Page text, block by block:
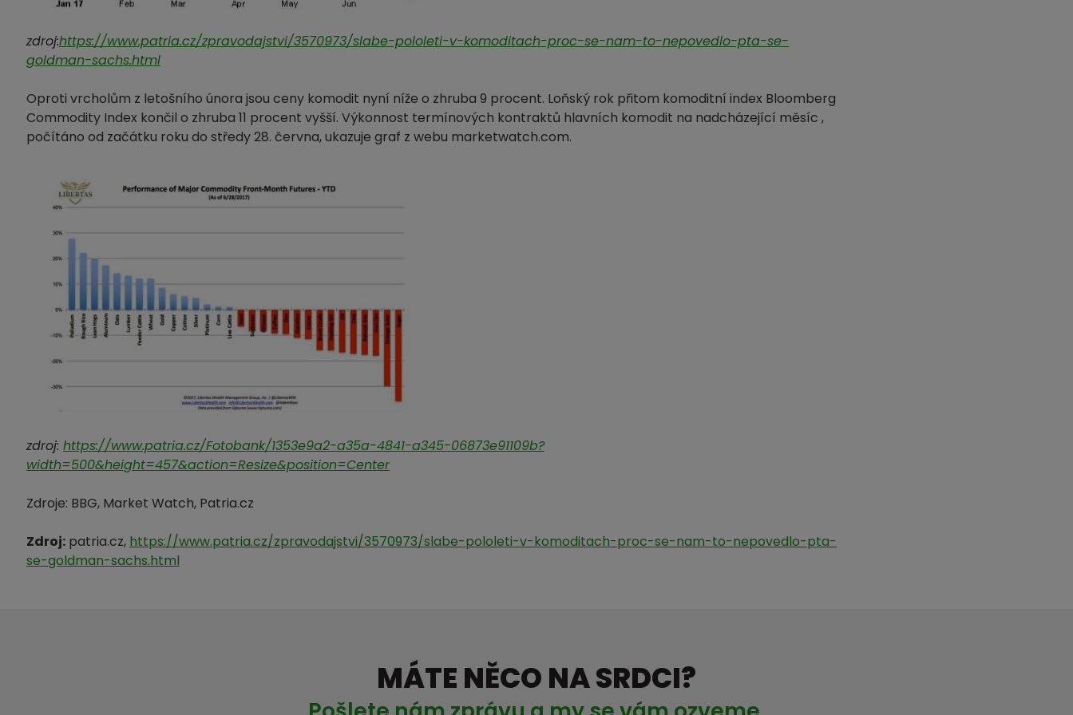
zdroj:https://www.patria.cz/zpravodajstvi/3570973/slabe-pololeti-v-komoditach-proc-se-nam-to-nepovedlo-pta-se-
goldman-sachs.html
Oproti vrcholům z letošního února jsou ceny komodit nyní níže o zhruba 9 procent. Loňský rok přitom komoditní index Bloomberg
Commodity Index končil o zhruba 11 procent vyšší. Výkonnost termínových kontraktů hlavních komodit na nadcházející měsíc ,
počítáno od začátku roku do středy 28. června, ukazuje graf z webu marketwatch.com.
zdroj: https://www.patria.cz/Fotobank/1353e9a2-a35a-4841-a345-06873e91109b?
width=500&height=457&action=Resize&position=Center
Zdroje: BBG, Market Watch, Patria.cz
Zdroj: patria.cz, https://www.patria.cz/zpravodajstvi/3570973/slabe-pololeti-v-komoditach-proc-se-nam-to-nepovedlo-pta-
se-goldman-sachs.html
MÁTE NĚCO NA SRDCI?